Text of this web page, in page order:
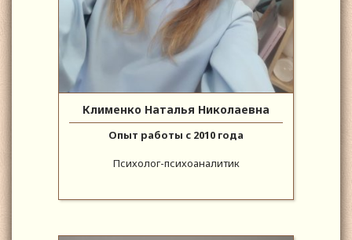
Клименко Наталья Николаевна
Опыт работы с 2010 года
Психолог-психоаналитик